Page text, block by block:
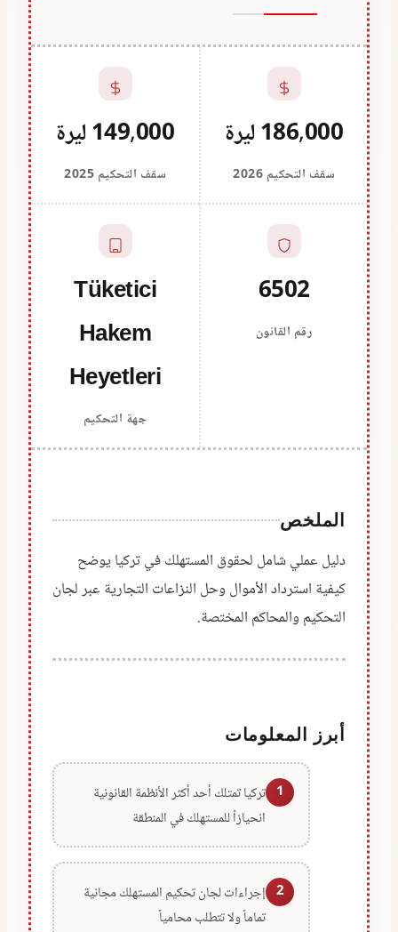
186,000 ليرة
سقف التحكيم 2026
149,000 ليرة
سقف التحكيم 2025
6502
رقم القانون
Tüketici
Hakem
Heyetleri
جهة التحكيم
الملخص
دليل عملي شامل لحقوق المستهلك في تركيا يوضح
كيفية استرداد الأموال وحل النزاعات التجارية عبر لجان
التحكيم والمحاكم المختصة.
أبرز المعلومات
1 تركيا تمتلك أحد أكثر الأنظمة القانونية
انحيازاً للمستهلك في المنطقة
2 إجراءات لجان تحكيم المستهلك مجانية
تماماً ولا تتطلب محامياً